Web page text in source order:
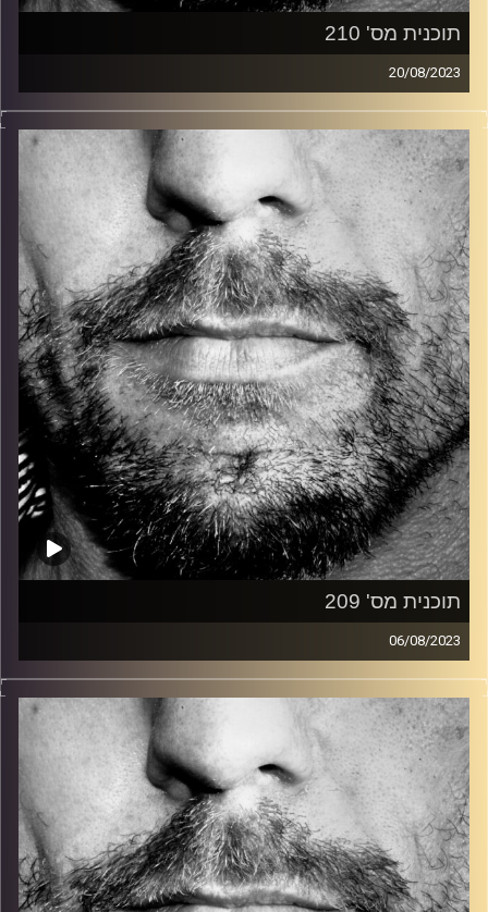
תוכנית מס' 210
20/08/2023
זיפים, מוזיקה מחוספסת של הופעות חיות. הרבה ג'אם, רוק,
בלוז, bluegrass, ג'אז, Fאנק, פרוגרסיב ואפילו אלקטרוניקה.
כל מה שחי, אמיתי ונושם.
עם שמוליק רגב.
קרדיט תמונות: David Goehring
תוכנית מס' 209
06/08/2023
זיפים, מוזיקה מחוספסת של הופעות חיות. הרבה ג'אם, רוק,
בלוז, bluegrass, ג'אז, Fאנק, פרוגרסיב ואפילו אלקטרוניקה.
כל מה שחי, אמיתי ונושם.
עם שמוליק רגב.
קרדיט תמונות: David Goehring